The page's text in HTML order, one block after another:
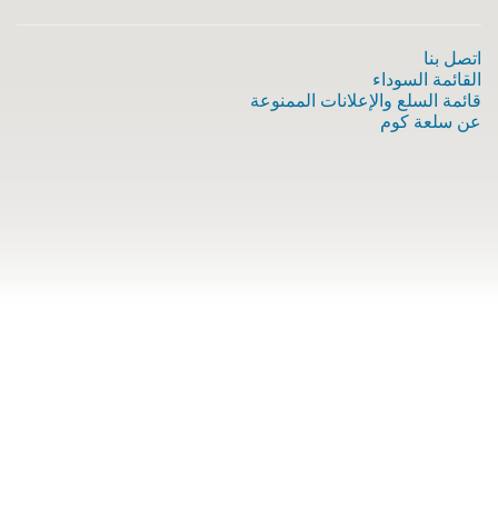
اتصل بنا
القائمة السوداء
قائمة السلع والإعلانات الممنوعة
عن سلعة كوم